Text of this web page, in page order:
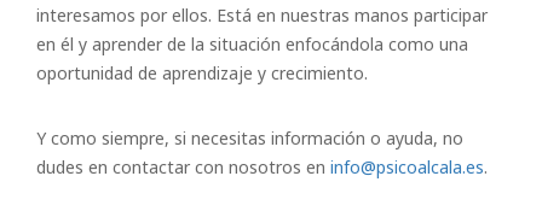
interesamos por ellos. Está en nuestras manos participar
en él y aprender de la situación enfocándola como una
oportunidad de aprendizaje y crecimiento.
Y como siempre, si necesitas información o ayuda, no
dudes en contactar con nosotros en info@psicoalcala.es.